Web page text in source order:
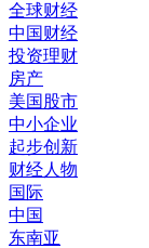
全球财经
中国财经
投资理财
房产
美国股市
中小企业
起步创新
财经人物
国际
中国
东南亚